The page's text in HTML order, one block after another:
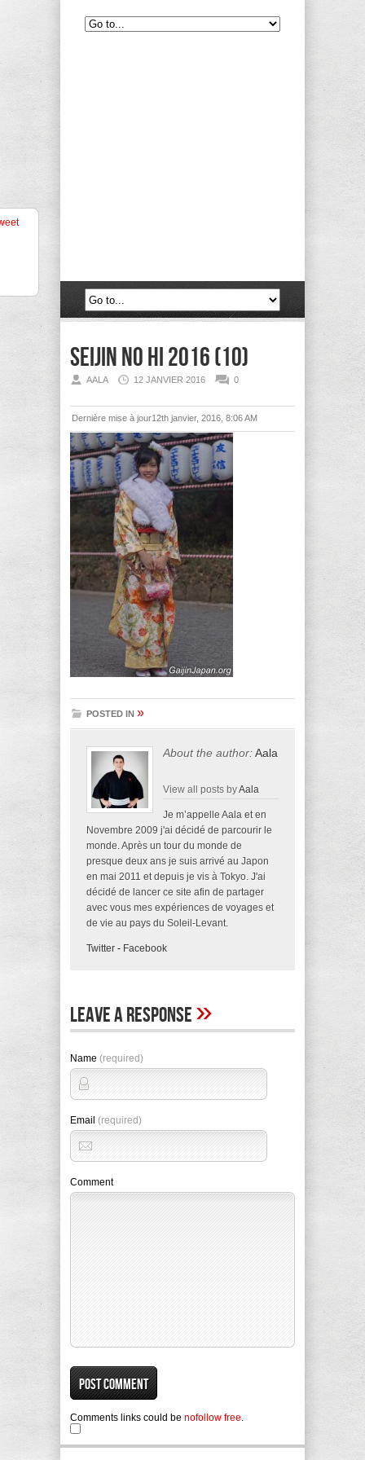
Seijin no hi 2016 (10)
AALA 12 JANVIER 2016 0
Dernière mise à jour12th janvier, 2016, 8:06 AM
POSTED IN »
About the author:Aala
View all posts byAala
Je m’appelle Aala et en
Novembre 2009 j'ai décidé de parcourir le
monde. Après un tour du monde de
presque deux ans je suis arrivé au Japon
en mai 2011 et depuis je vis à Tokyo. J'ai
décidé de lancer ce site afin de partager
avec vous mes expériences de voyages et
de vie au pays du Soleil-Levant.
Twitter - Facebook
Leave A Response»
Name (required)
Email (required)
Comment
Comments links could be nofollow free.